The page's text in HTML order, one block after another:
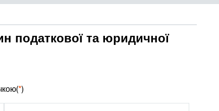
податкової та юридичної
*)